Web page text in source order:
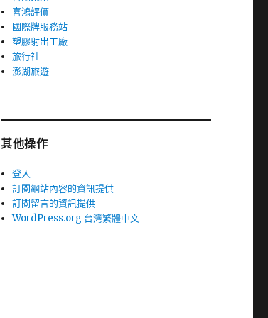
喜鴻評價
國際牌服務站
塑膠射出工廠
旅行社
澎湖旅遊
其他操作
登入
訂閱網站內容的資訊提供
訂閱留言的資訊提供
WordPress.org 台灣繁體中文